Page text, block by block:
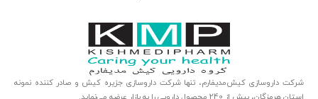
شرکت داروسازی کیش‌مدیفارم، تنها شرکت داروسازی جزیره کیش و صادر کننده نمونه
استان هرمزگان، بیش از 240 محصول دارویی را به بازار عرضه می‌نماید.